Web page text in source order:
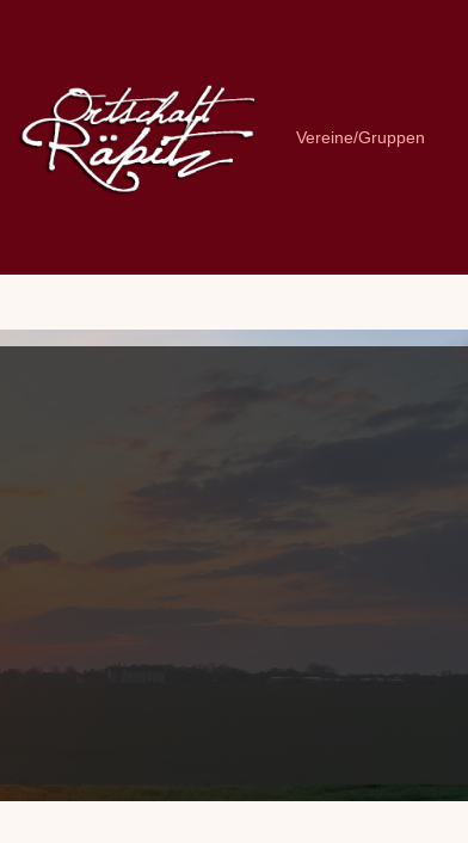
Vereine/Gruppen